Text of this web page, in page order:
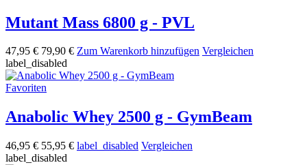
Mutant Mass 6800 g - PVL
47,95 € 79,90 € Zum Warenkorb hinzufügen Vergleichen
label_disabled
Favoriten
Anabolic Whey 2500 g - GymBeam
46,95 € 55,95 € label_disabled Vergleichen
label_disabled